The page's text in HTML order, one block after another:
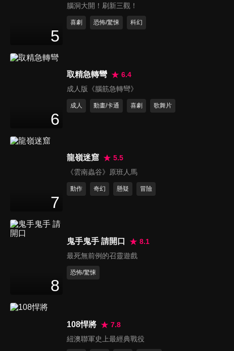
記憶裂痕
The Reflected Self
記憶裂痕 預告
名模殺機
Model House
5
腦洞大開！刷新三觀！
喜劇 恐怖/驚悚 科幻
6
取精急轉彎
6.4
成人版《腦筋急轉彎》
成人 動畫/卡通 喜劇 歌舞片
7
龍嶺迷窟
5.5
《雲南蟲谷》原班人馬
動作 奇幻 懸疑 冒險
8
鬼手鬼手 請開口
8.1
最死無前例的召靈遊戲
恐怖/驚悚
108悍將
7.8
紐澳聯軍史上最經典戰役